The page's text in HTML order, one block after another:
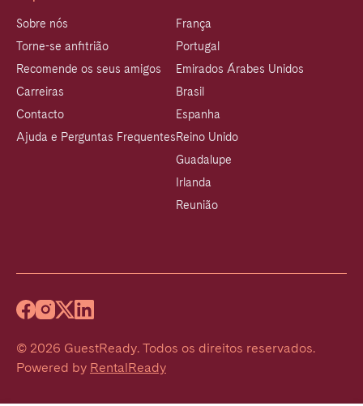
Sobre nós
Torne-se anfitrião
Recomende os seus amigos
Carreiras
Contacto
Ajuda e Perguntas Frequentes
França
Portugal
Emirados Árabes Unidos
Brasil
Espanha
Reino Unido
Guadalupe
Irlanda
Reunião
© 2026 GuestReady. Todos os direitos reservados.
Powered by RentalReady